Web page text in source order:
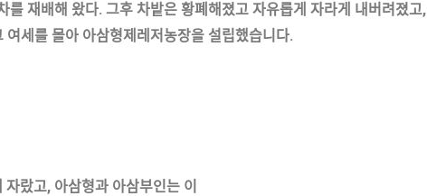
를 재배해 왔다. 그후 차밭은 황폐해졌고 자유롭게 자라게 내버려졌고,
여세를 몰아 아삼형제레저농장을 설립했습니다.
자랐고, 아삼형과 아삼부인는 이